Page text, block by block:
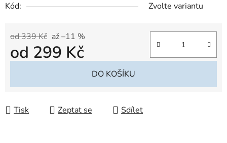
Kód:
Zvolte variantu
od 339 Kč až –11 %
od 299 Kč
DO KOŠÍKU
Tisk Zeptat se Sdílet